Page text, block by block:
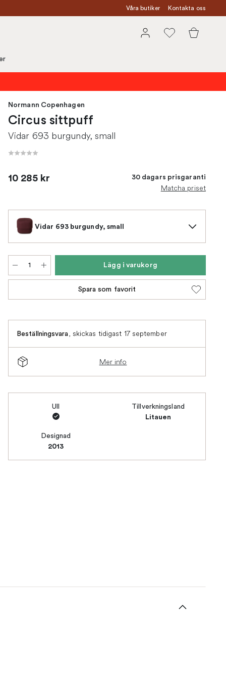
Våra butiker Kontakta oss
Normann Copenhagen
Circus sittpuff
Vidar 693 burgundy, small
10 285 kr 30 dagars prisgaranti
Matcha priset
Vidar 693 burgundy, small
Lägg i varukorg
Spara som favorit
Beställningsvara, skickas tidigast 17 september
Mer info
Ull Tillverkningsland
Litauen
Designad
2013